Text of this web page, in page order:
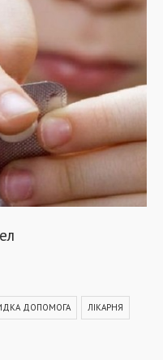
ДОПОМОГА ЛІКАРНЯ